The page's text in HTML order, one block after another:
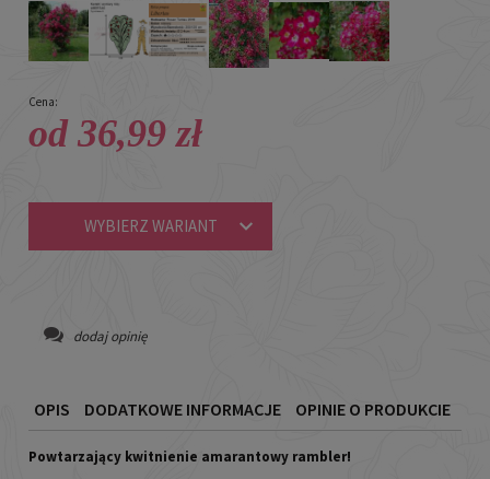
Cena:
od 36,99 zł
WYBIERZ WARIANT
dodaj opinię
OPIS DODATKOWE INFORMACJE OPINIE O PRODUKCIE
Powtarzający kwitnienie amarantowy rambler!